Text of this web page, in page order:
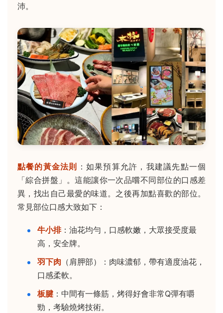
沛。
點餐的黃金法則 ：如果預算允許，我建議先點一個
「綜合拼盤」。這能讓你一次品嚐不同部位的口感差
異，找出自己最愛的味道。之後再加點喜歡的部位。
常見部位口感大致如下：
牛小排：油花均勻，口感軟嫩，大眾接受度最
高，安全牌。
羽下肉 （肩胛部）：肉味濃郁，帶有適度油花，
口感柔軟。
板腱 ：中間有一條筋，烤得好會非常Q彈有嚼
勁，考驗燒烤技術。